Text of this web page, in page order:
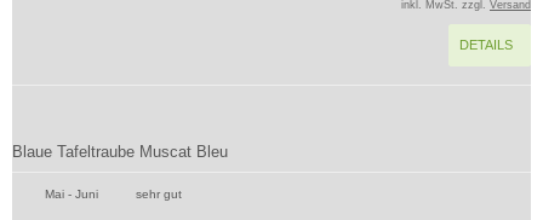
inkl. MwSt. zzgl. Versand
DETAILS
Blaue Tafeltraube Muscat Bleu
Mai - Juni sehr gut